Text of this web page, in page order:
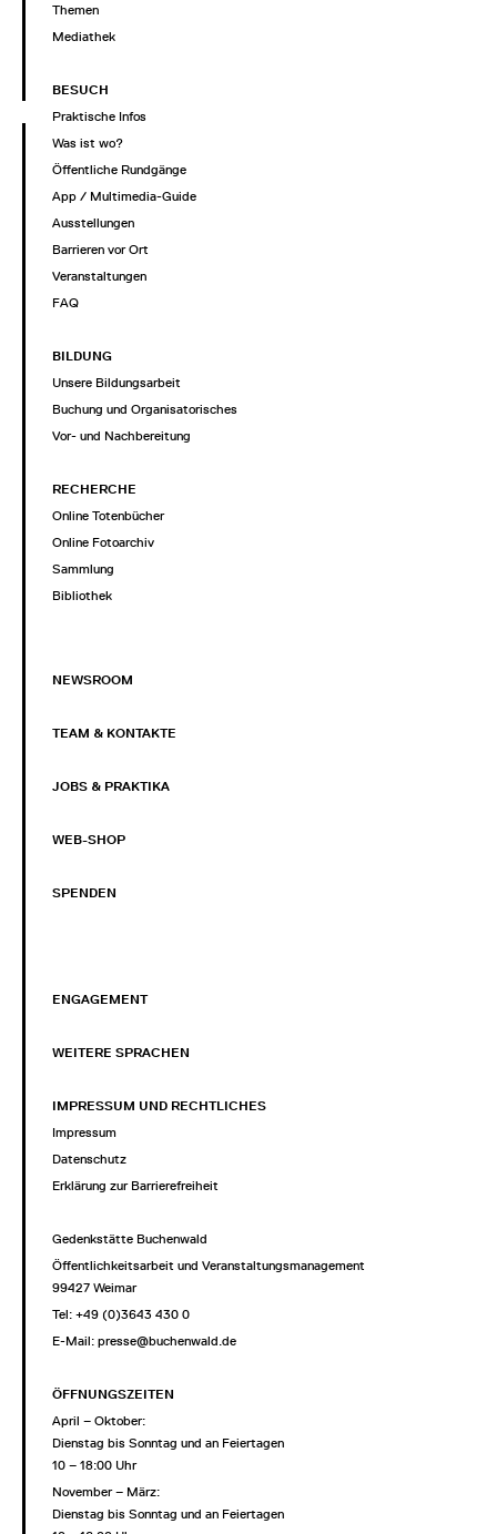
Themen
Mediathek
BESUCH
Praktische Infos
Was ist wo?
Öffentliche Rundgänge
App / Multimedia-Guide
Ausstellungen
Barrieren vor Ort
Veranstaltungen
FAQ
BILDUNG
Unsere Bildungsarbeit
Buchung und Organisatorisches
Vor- und Nachbereitung
RECHERCHE
Online Totenbücher
Online Fotoarchiv
Sammlung
Bibliothek
NEWSROOM
TEAM & KONTAKTE
JOBS & PRAKTIKA
WEB-SHOP
SPENDEN
ENGAGEMENT
WEITERE SPRACHEN
IMPRESSUM UND RECHTLICHES
Impressum
Datenschutz
Erklärung zur Barrierefreiheit
Gedenkstätte Buchenwald
Öffentlichkeitsarbeit und Veranstaltungsmanagement
99427 Weimar
Tel: +49 (0)3643 430 0
E-Mail: presse@buchenwald.de
ÖFFNUNGSZEITEN
April – Oktober:
Dienstag bis Sonntag und an Feiertagen
10 – 18:00 Uhr
November – März:
Dienstag bis Sonntag und an Feiertagen